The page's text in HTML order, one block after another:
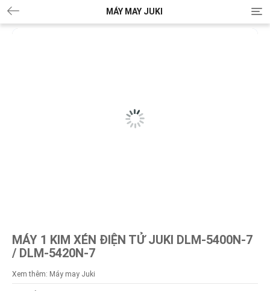
MÁY MAY JUKI
T
o
MÁY 1 KIM XÉN ĐIỆN TỬ JUKI DLM-5400N-7
/ DLM-5420N-7
Xem thêm: Máy may Juki